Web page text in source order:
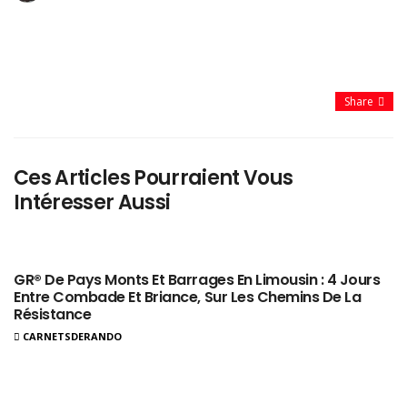
Share
Ces Articles Pourraient Vous
Intéresser Aussi
GR® De Pays Monts Et Barrages En Limousin : 4 Jours
Entre Combade Et Briance, Sur Les Chemins De La
Résistance
CARNETSDERANDO